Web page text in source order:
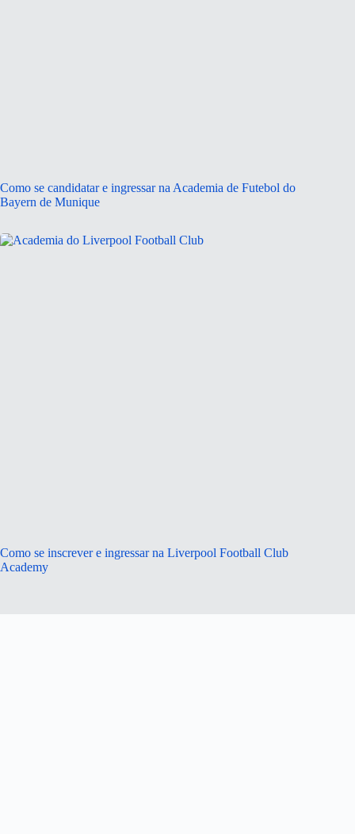
Como se candidatar e ingressar na Academia de Futebol do
Bayern de Munique
Como se inscrever e ingressar na Liverpool Football Club
Academy